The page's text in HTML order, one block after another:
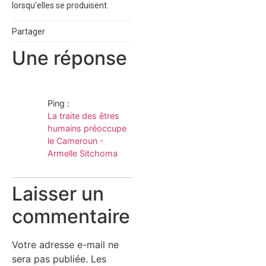
lorsqu’elles se produisent.
Partager
Une réponse
Ping :
La traite des êtres
humains préoccupe
le Cameroun -
Armelle Sitchoma
Laisser un
commentaire
Votre adresse e-mail ne
sera pas publiée. Les